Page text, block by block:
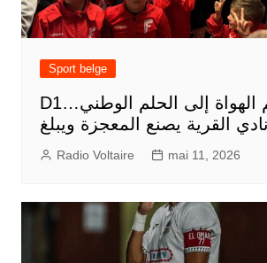
Sport belge
D1من قسم الهواة إلى الحلم الوطني…
نادي القرية يصنع المعجزة ويبلغ
Radio Voltaire mai 11, 2026